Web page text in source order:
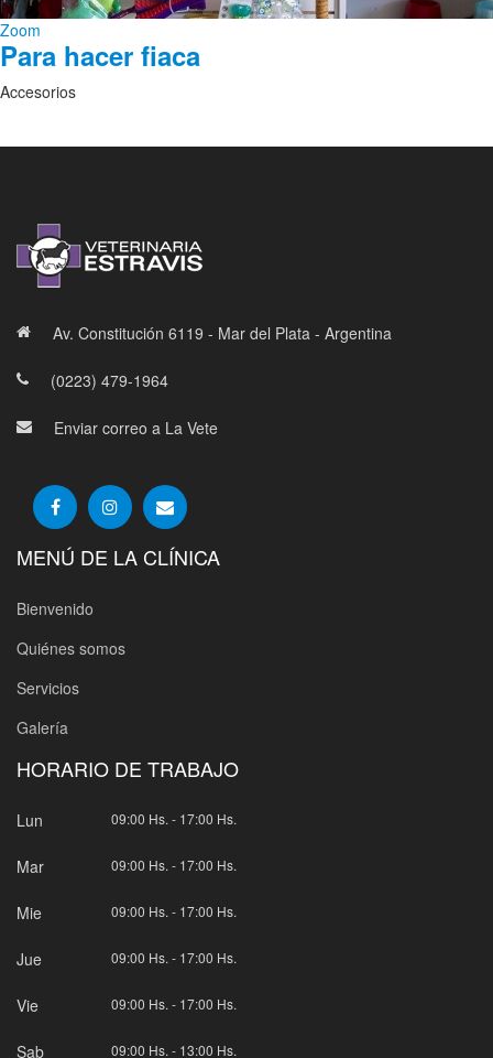
Zoom
Para hacer fiaca
Accesorios
Av. Constitución 6119 - Mar del Plata - Argentina
(0223) 479-1964
Enviar correo a La Vete
MENÚ DE LA CLÍNICA
Bienvenido
Quiénes somos
Servicios
Galería
HORARIO DE TRABAJO
Lun 09:00 Hs. - 17:00 Hs.
Mar 09:00 Hs. - 17:00 Hs.
Mie 09:00 Hs. - 17:00 Hs.
Jue 09:00 Hs. - 17:00 Hs.
Vie 09:00 Hs. - 17:00 Hs.
Sab 09:00 Hs. - 13:00 Hs.